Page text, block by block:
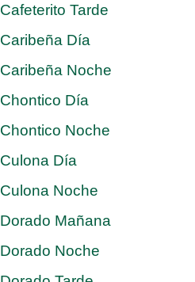
Cafeterito Tarde
Caribeña Día
Caribeña Noche
Chontico Día
Chontico Noche
Culona Día
Culona Noche
Dorado Mañana
Dorado Noche